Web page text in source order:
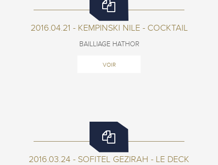
2016.04.21 - KEMPINSKI NILE - COCKTAIL
BAILLIAGE HATHOR
VOIR
2016.03.24 - SOFITEL GEZIRAH - LE DECK